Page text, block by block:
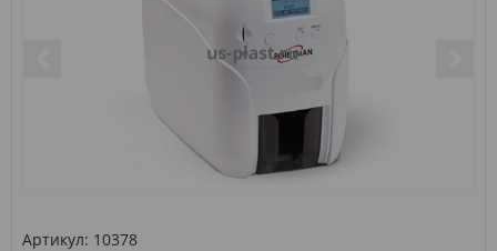
Артикул: 10378